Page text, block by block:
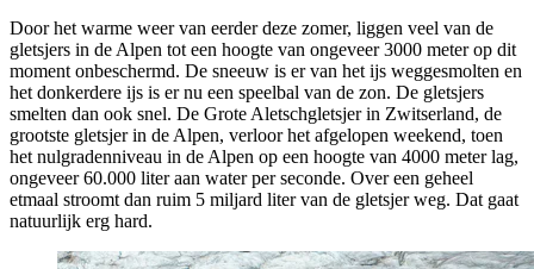
Door het warme weer van eerder deze zomer, liggen veel van de
gletsjers in de Alpen tot een hoogte van ongeveer 3000 meter op dit
moment onbeschermd. De sneeuw is er van het ijs weggesmolten en
het donkerdere ijs is er nu een speelbal van de zon. De gletsjers
smelten dan ook snel. De Grote Aletschgletsjer in Zwitserland, de
grootste gletsjer in de Alpen, verloor het afgelopen weekend, toen
het nulgradenniveau in de Alpen op een hoogte van 4000 meter lag,
ongeveer 60.000 liter aan water per seconde. Over een geheel
etmaal stroomt dan ruim 5 miljard liter van de gletsjer weg. Dat gaat
natuurlijk erg hard.